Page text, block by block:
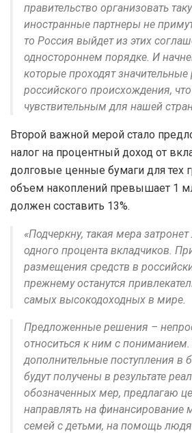
правительство организовать
иностранные партнеры не
то Россия выйдет из этих
одностороннем порядке. И
которые проходят значительные
российского происхождения,
чувствительным для нашей
Второй важной мерой стало
налог на процентный доход от
долговые ценные бумаги для тех
объем накоплений превышает 1
должен составить 13%.
«Подчеркну, такая мера
одного процента вкладчиков.
размещения средств в
прежнему останутся
самых высокодоходных в мире.
Предложенные решения –
относиться к ним с
дополнительные поступления в
будут получены в результате
обозначенных мер, предлагаю
направлять на финансирование
семей с детьми, на помощь